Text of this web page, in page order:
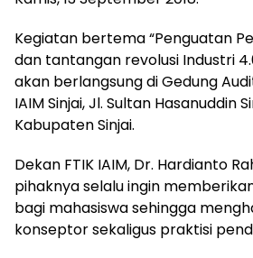
Kegiatan bertema “Penguatan
dan tantangan revolusi Industri
akan berlangsung di Gedung
IAIM Sinjai, Jl. Sultan Hasanuddin
Kabupaten Sinjai.
Dekan FTIK IAIM, Dr. Hardianto
pihaknya selalu ingin
bagi mahasiswa sehingga
konseptor sekaligus praktisi